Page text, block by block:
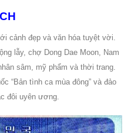
cảnh đẹp và văn hóa tuyệt vời.
lẫy, chợ Dong Dae Moon, Nam
sâm, mỹ phẩm và thời trang.
“Bản tình ca mùa đông” và đảo
đôi uyên ương.